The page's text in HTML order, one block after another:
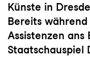
Künste in
Bereits
Assistenzen ans
Staatschauspiel